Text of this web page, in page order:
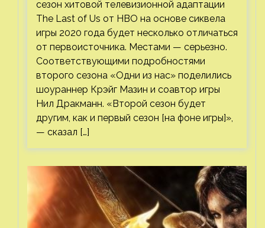
сезон хитовой телевизионной адаптации
The Last of Us от HBO на основе сиквела
игры 2020 года будет несколько отличаться
от первоисточника. Местами — серьезно.
Соответствующими подробностями
второго сезона «Одни из нас» поделились
шоураннер Крэйг Мазин и соавтор игры
Нил Дракманн. «Второй сезон будет
другим, как и первый сезон [на фоне игры]»,
— сказал […]